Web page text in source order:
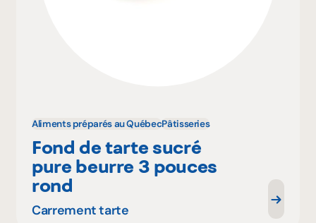
Aliments préparés au QuébecPâtisseries
Fond de tarte sucré
pure beurre 3 pouces
rond
Carrement tarte